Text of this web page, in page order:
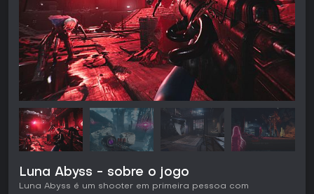
Luna Abyss - sobre o jogo
Luna Abyss é um shooter em primeira pessoa com